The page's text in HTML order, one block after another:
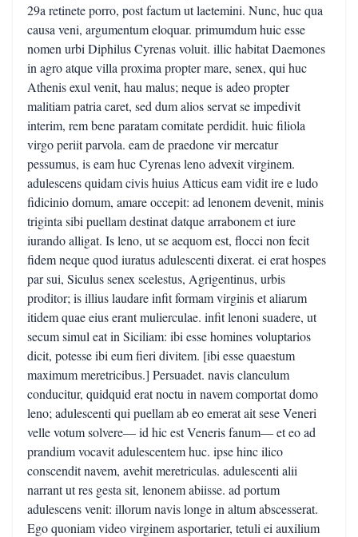
29a retinete porro, post factum ut laetemini. Nunc, huc qua
causa veni, argumentum eloquar. primumdum huic esse
nomen urbi Diphilus Cyrenas voluit. illic habitat Daemones
in agro atque villa proxima propter mare, senex, qui huc
Athenis exul venit, hau malus; neque is adeo propter
malitiam patria caret, sed dum alios servat se impedivit
interim, rem bene paratam comitate perdidit. huic filiola
virgo periit parvola. eam de praedone vir mercatur
pessumus, is eam huc Cyrenas leno advexit virginem.
adulescens quidam civis huius Atticus eam vidit ire e ludo
fidicinio domum, amare occepit: ad lenonem devenit, minis
triginta sibi puellam destinat datque arrabonem et iure
iurando alligat. Is leno, ut se aequom est, flocci non fecit
fidem neque quod iuratus adulescenti dixerat. ei erat hospes
par sui, Siculus senex scelestus, Agrigentinus, urbis
proditor; is illius laudare infit formam virginis et aliarum
itidem quae eius erant mulierculae. infit lenoni suadere, ut
secum simul eat in Siciliam: ibi esse homines voluptarios
dicit, potesse ibi eum fieri divitem. [ibi esse quaestum
maximum meretricibus.] Persuadet. navis clanculum
conducitur, quidquid erat noctu in navem comportat domo
leno; adulescenti qui puellam ab eo emerat ait sese Veneri
velle votum solvere— id hic est Veneris fanum— et eo ad
prandium vocavit adulescentem huc. ipse hinc ilico
conscendit navem, avehit meretriculas. adulescenti alii
narrant ut res gesta sit, lenonem abiisse. ad portum
adulescens venit: illorum navis longe in altum abscesserat.
Ego quoniam video virginem asportarier, tetuli ei auxilium